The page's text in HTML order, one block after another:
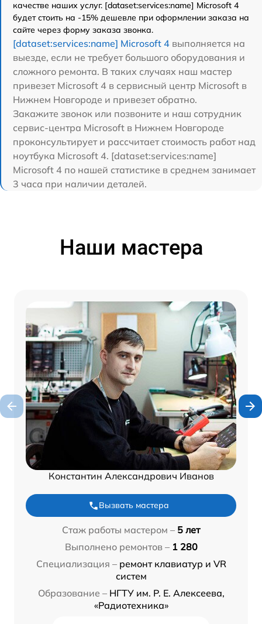
качестве наших услуг. [dataset:services:name] Microsoft 4
будет стоить на -15% дешевле при оформлении заказа на
сайте через форму заказа звонка.
[dataset:services:name] Microsoft 4 выполняется на
выезде, если не требует большого оборудования и
сложного ремонта. В таких случаях наш мастер
привезет Microsoft 4 в сервисный центр Microsoft в
Нижнем Новгороде и привезет обратно.
Закажите звонок или позвоните и наш сотрудник
сервис-центра Microsoft в Нижнем Новгороде
проконсультирует и рассчитает стоимость работ над
ноутбука Microsoft 4. [dataset:services:name]
Microsoft 4 по нашей статистике в среднем занимает
3 часа при наличии деталей.
Наши мастера
Константин Александрович Иванов
Вызвать мастера
Стаж работы мастером – 5 лет
Выполнено ремонтов – 1 280
Специализация – ремонт клавиатур и VR
систем
Образование – НГТУ им. Р. Е. Алексеева,
«Радиотехника»